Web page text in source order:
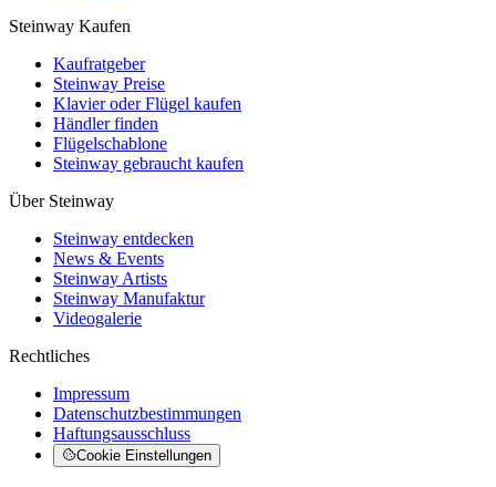
Steinway Kaufen
Kaufratgeber
Steinway Preise
Klavier oder Flügel kaufen
Händler finden
Flügelschablone
Steinway gebraucht kaufen
Über Steinway
Steinway entdecken
News & Events
Steinway Artists
Steinway Manufaktur
Videogalerie
Rechtliches
Impressum
Datenschutzbestimmungen
Haftungsausschluss
Cookie Einstellungen